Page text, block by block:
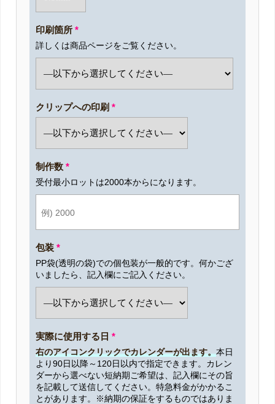
印刷箇所*
詳しくは商品ページをご覧ください。
クリップへの印刷 *
制作数*
受付最小ロットは2000本からになります。
包装*
PP袋(透明の袋)での個包装が一般的です。何かござ
いましたら、記入欄にご記入ください。
実際に使用する日 *
右のアイコンクリックでカレンダーが出ます。 本日
より90日以降～120日以内で指定できます。カレン
ダーから選べない短納期ご希望は、記入欄にその旨
を記載して送信してください。特急料金がかかるこ
とがあります。※納期の保証をするものではありま